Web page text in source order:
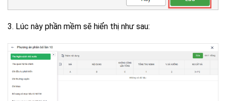
3. Lúc này phần mềm sẽ hiển thị như sau: